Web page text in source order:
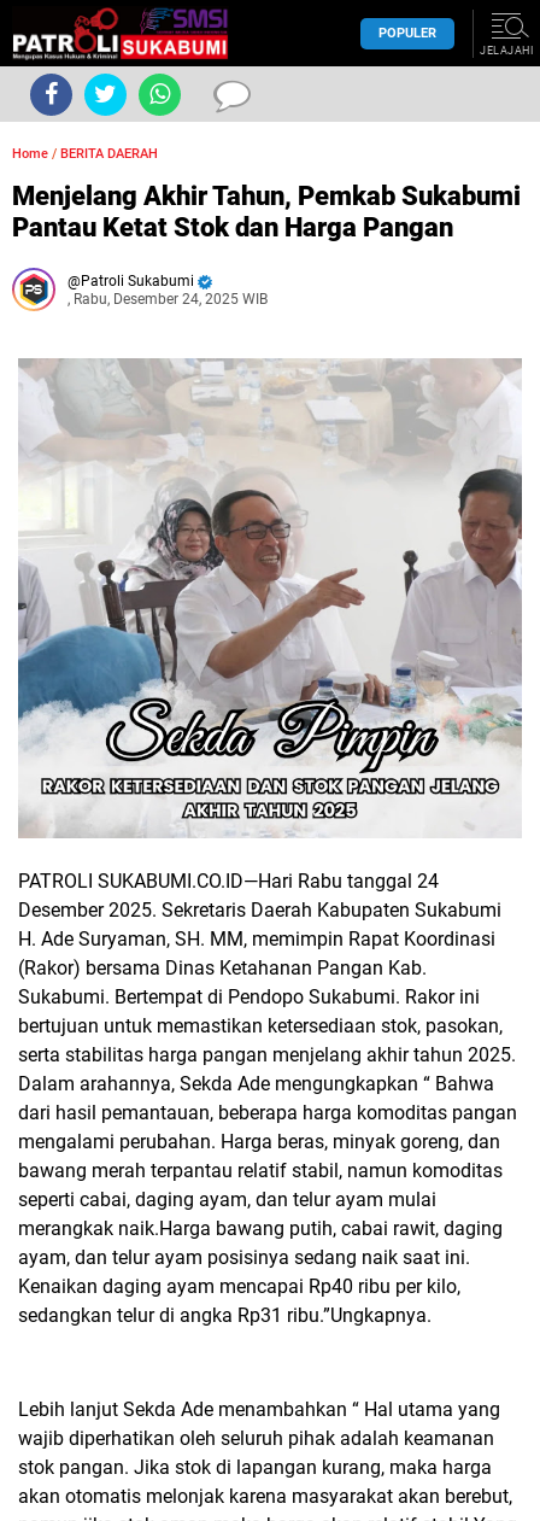
POPULER
JELAJAHI
Home / BERITA DAERAH
Menjelang Akhir Tahun, Pemkab Sukabumi
Pantau Ketat Stok dan Harga Pangan
Patroli Sukabumi
, Rabu, Desember 24, 2025 WIB
PATROLI SUKABUMI.CO.ID—Hari Rabu tanggal 24
Desember 2025. Sekretaris Daerah Kabupaten Sukabumi
H. Ade Suryaman, SH. MM, memimpin Rapat Koordinasi
(Rakor) bersama Dinas Ketahanan Pangan Kab.
Sukabumi. Bertempat di Pendopo Sukabumi. Rakor ini
bertujuan untuk memastikan ketersediaan stok, pasokan,
serta stabilitas harga pangan menjelang akhir tahun 2025.
Dalam arahannya, Sekda Ade mengungkapkan “ Bahwa
dari hasil pemantauan, beberapa harga komoditas pangan
mengalami perubahan. Harga beras, minyak goreng, dan
bawang merah terpantau relatif stabil, namun komoditas
seperti cabai, daging ayam, dan telur ayam mulai
merangkak naik.Harga bawang putih, cabai rawit, daging
ayam, dan telur ayam posisinya sedang naik saat ini.
Kenaikan daging ayam mencapai Rp40 ribu per kilo,
sedangkan telur di angka Rp31 ribu.”Ungkapnya.
Lebih lanjut Sekda Ade menambahkan “ Hal utama yang
wajib diperhatikan oleh seluruh pihak adalah keamanan
stok pangan. Jika stok di lapangan kurang, maka harga
akan otomatis melonjak karena masyarakat akan berebut,